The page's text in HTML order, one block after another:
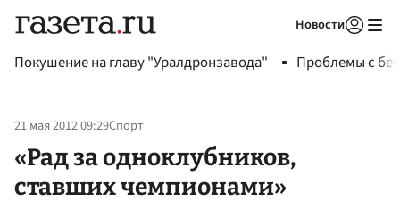
Новости
Покушение на главу "Уралдронзавода" Проблемы с
21 мая 2012 09:29Спорт
«Рад за одноклубников,
ставших чемпионами»